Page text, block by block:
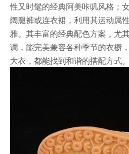
性又时髦的经典阿美咔叽风格；
阔腿裤或连衣裙，利用其运动属
雅。其丰富的经典配色方案，尤
调，能完美兼容各种季节的衣橱
大衣，都能找到和谐的搭配方式。